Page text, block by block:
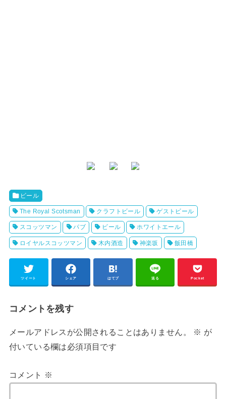
ビール
The Royal Scotsman クラフトビール ゲストビール
スコッツマン パブ ビール ホワイトエール
ロイヤルスコッツマン 木内酒造 神楽坂 飯田橋
ツイート シェア はてブ 送る Pocket
コメントを残す
メールアドレスが公開されることはありません。 ※ が
付いている欄は必須項目です
コメント ※